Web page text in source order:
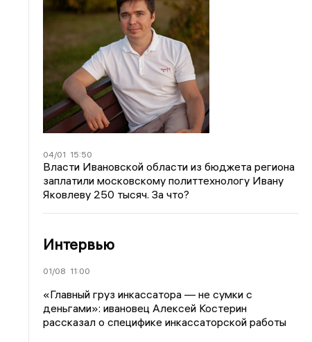
04/01 15:50
Власти Ивановской области из бюджета региона
заплатили московскому политтехнологу Ивану
Яковлеву 250 тысяч. За что?
Интервью
01/08 11:00
«Главный груз инкассатора — не сумки с
деньгами»: ивановец Алексей Костерин
рассказал о специфике инкассаторской работы